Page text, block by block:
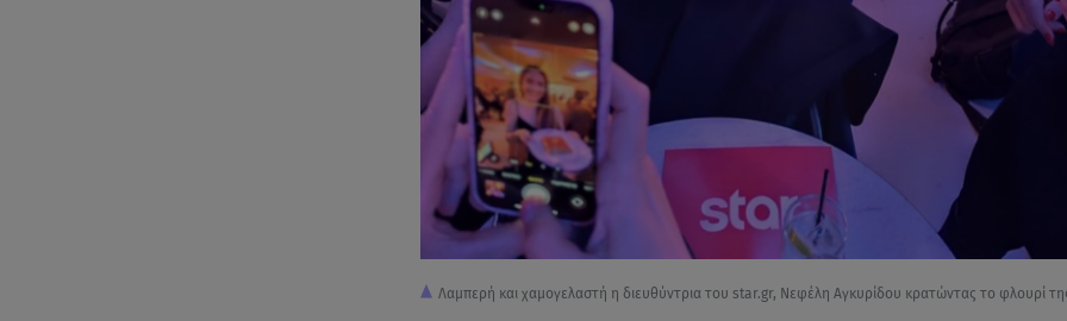
Λαμπερή και χαμογελαστή η διευθύντρια του star.gr, Νεφέλη Αγκυρίδου κρατώντας το φλουρί